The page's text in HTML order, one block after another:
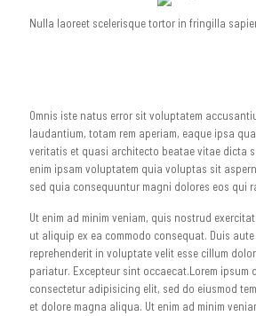
Nulla laoreet scelerisque tortor in fringilla
Omnis iste natus error sit voluptatem
laudantium, totam rem aperiam, eaque ipsa
veritatis et quasi architecto beatae vitae dicta
enim ipsam voluptatem quia voluptas sit
sed quia consequuntur magni dolores eos qui
Ut enim ad minim veniam, quis nostrud
ut aliquip ex ea commodo consequat. Duis
reprehenderit in voluptate velit esse cillum
pariatur. Excepteur sint occaecat.Lorem ipsum
consectetur adipisicing elit, sed do eiusmod
et dolore magna aliqua. Ut enim ad minim